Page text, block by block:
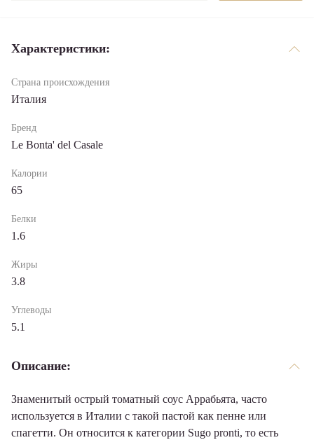
Характериcтики:
Страна происхождения
Италия
Бренд
Le Bonta' del Casale
Калории
65
Белки
1.6
Жиры
3.8
Углеводы
5.1
Описание:
Знаменитый острый томатный соус Аррабьята, часто
используется в Италии с такой пастой как пенне или
спагетти. Он относится к категории Sugo pronti, то есть